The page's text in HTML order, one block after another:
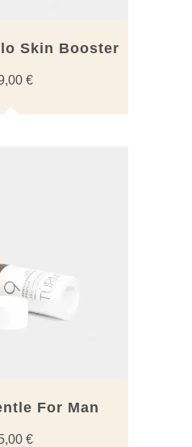
Skin Booster
€
For Man
€